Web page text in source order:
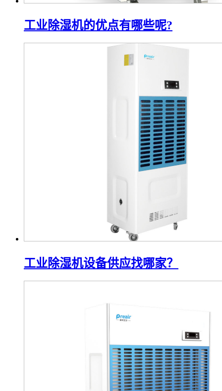
工业除湿机的优点有哪些呢?
工业除湿机设备供应找哪家？